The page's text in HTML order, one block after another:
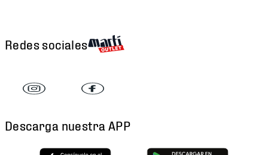
Redes sociales
Descarga nuestra APP